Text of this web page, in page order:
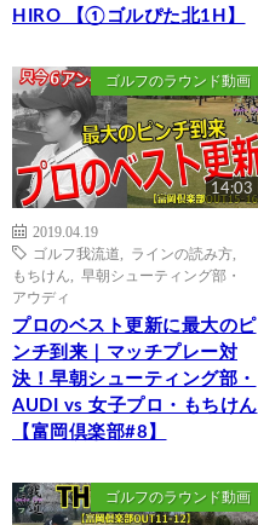
HIRO 【①ゴルぴた北1H】
ゴルフのラウンド動画
14:03
2019.04.19
ゴルフ我流道
ラインの読み方
もちけん
早朝シューティング部・
アウディ
プロのベスト更新に最大のピ
ンチ到来｜マッチプレー対
決！早朝シューティング部・
AUDI vs 女子プロ・もちけん
【富岡倶楽部#8】
ゴルフのラウンド動画